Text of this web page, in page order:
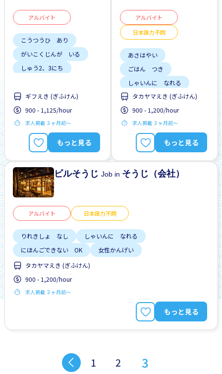
アルバイト
こうつうひ あり
がいこくじんが いる
しゅう2、3にち
土日 しごと
ギフえき (ぎふけん)
900 - 1,125/hour
求人掲載 ３ヶ月前〜
もっと見る
アルバイト
日本語力不問
あさはやい
ごはん つき
しゃいんに なれる
じてんしゃ OK
にほんごできない OK
土日 しごと
女性かんげい
車通勤
タカヤマえき (ぎふけん)
900 - 1,200/hour
求人掲載 ３ヶ月前〜
もっと見る
ビルそうじJob in そうじ（会社）
アルバイト 日本語力不問
りれきしょ なし
しゃいんに なれる
にほんごできない OK
女性かんげい
タカヤマえき (ぎふけん)
900 - 1,200/hour
求人掲載 ３ヶ月前〜
もっと見る
1 2 3